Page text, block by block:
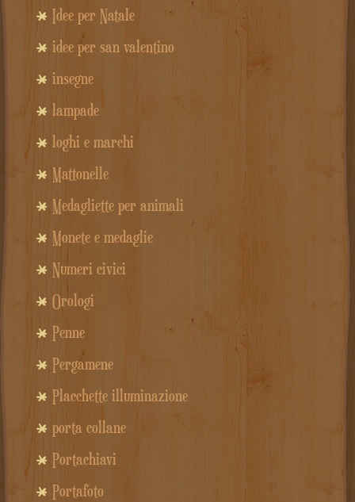
Idee per Natale
idee per san valentino
insegne
lampade
loghi e marchi
Mattonelle
Medagliette per animali
Monete e medaglie
Numeri civici
Orologi
Penne
Pergamene
Placchette illuminazione
porta collane
Portachiavi
Portafoto